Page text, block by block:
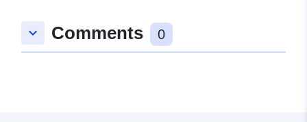
keyboard_arrow_down Comments 0